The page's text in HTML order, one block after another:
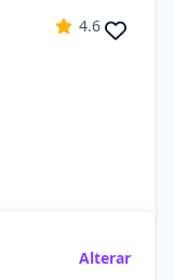
4.6
Alterar